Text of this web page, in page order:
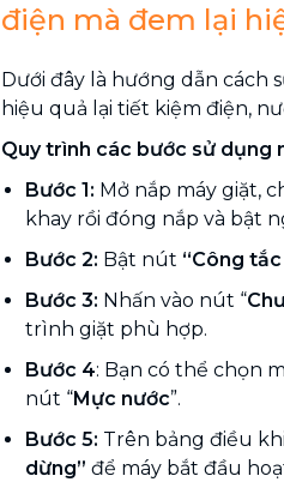
điện mà đem lại
Dưới đây là hướng dẫn cách
hiệu quả lại tiết kiệm điện,
Quy trình các bước sử dụng
Bước 1: Mở nắp máy giặt,
khay rồi đóng nắp và bật
Bước 2: Bật nút “Công
Bước 3: Nhấn vào nút “
trình giặt phù hợp.
Bước 4: Bạn có thể chọn
nút “Mực nước”.
Bước 5: Trên bảng điều
dừng” để máy bắt đầu